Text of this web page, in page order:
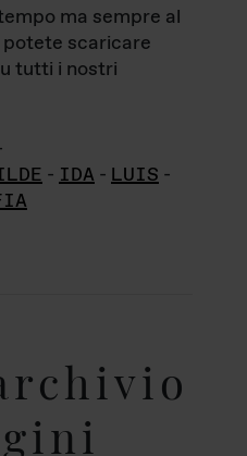
ma sempre al
scaricare
tutti i nostri
- IDA - LUIS -